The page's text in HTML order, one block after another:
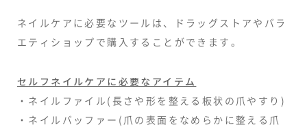
ネイルケアに必要なツールは、ドラッグストアやバラ
エティショップで購入することができます。
セルフネイルケアに必要なアイテム
・ネイルファイル(長さや形を整える板状の爪やすり)
・ネイルバッファー(爪の表面をなめらかに整える爪